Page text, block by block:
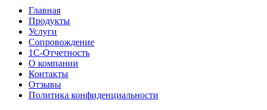
Главная
Продукты
Услуги
Сопровождение
1С-Отчетность
О компании
Контакты
Отзывы
Политика конфиденциальности